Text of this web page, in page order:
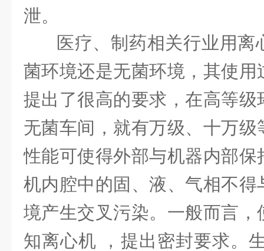
泄。
医疗、制药相关行业用离
菌环境还是无菌环境，其使
提出了很高的要求，在高等
无菌车间，就有万级、十万
性能可使得外部与机器内部
机内腔中的固、液、气相不
境产生交叉污染。一般而言
知离心机 ，提出密封要求。